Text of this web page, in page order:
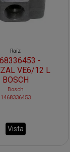
Raíz
-
VE6/12 L
BOSCH
Bosch
1468336453
Vista